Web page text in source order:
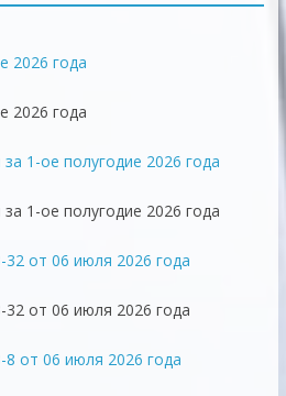
2026 года
2026 года
1-ое полугодие 2026 года
1-ое полугодие 2026 года
от 06 июля 2026 года
от 06 июля 2026 года
от 06 июля 2026 года